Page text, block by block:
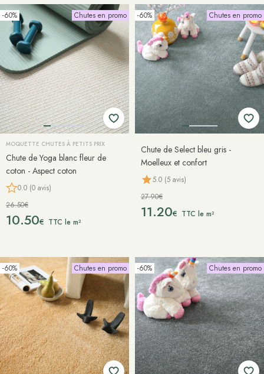
-60% Chutes en promo
MOQUETTE CHUTES À PETITS PRIX
Chute de Yoga blanc fleur de
coton - Aspect coton
0.0 (0 avis)
26.50€
10.50€ TTC le m²
-60% Chutes en promo
Chute de Select bleu gris -
Moelleux et confort
5.0 (5 avis)
27.90€
11.20€ TTC le m²
-60% Chutes en promo -60% Chutes en promo